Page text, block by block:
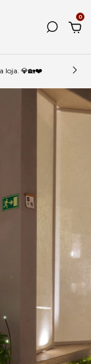
0
loja. 💎🏡❤️